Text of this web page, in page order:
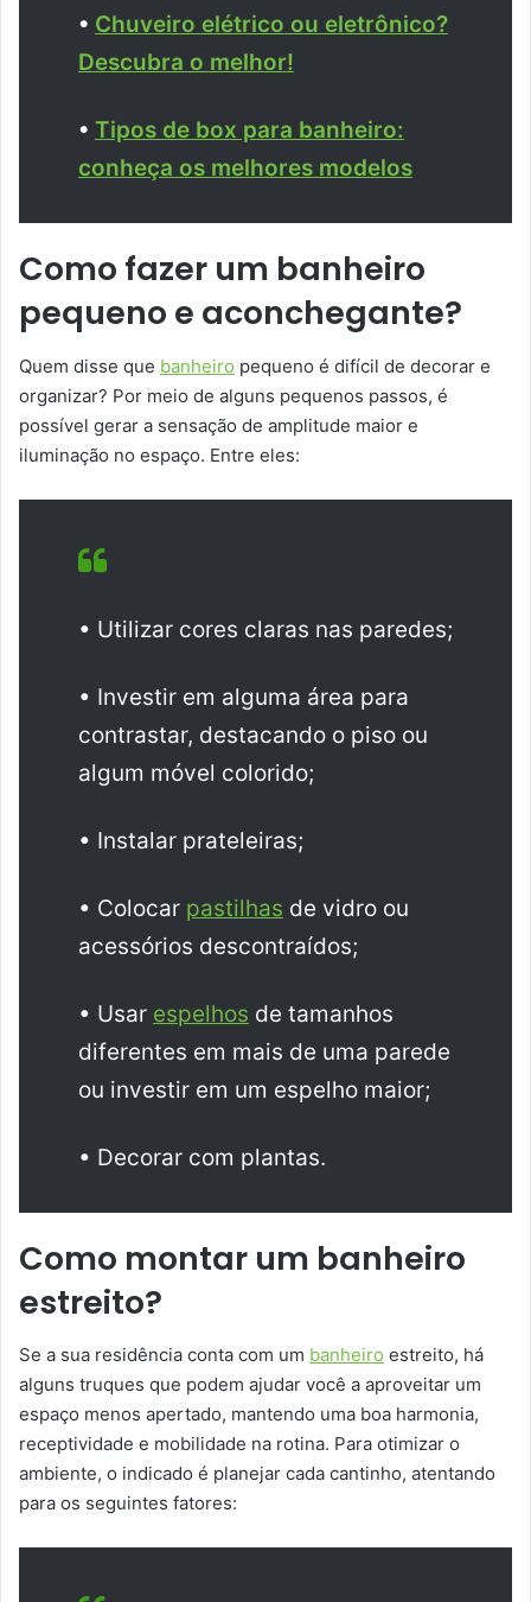
• Chuveiro elétrico ou eletrônico?
Descubra o melhor!
• Tipos de box para banheiro:
conheça os melhores modelos
Como fazer um banheiro
pequeno e aconchegante?
Quem disse que banheiro pequeno é difícil de decorar e
organizar? Por meio de alguns pequenos passos, é
possível gerar a sensação de amplitude maior e
iluminação no espaço. Entre eles:
• Utilizar cores claras nas paredes;
• Investir em alguma área para
contrastar, destacando o piso ou
algum móvel colorido;
• Instalar prateleiras;
• Colocar pastilhas de vidro ou
acessórios descontraídos;
• Usar espelhos de tamanhos
diferentes em mais de uma parede
ou investir em um espelho maior;
• Decorar com plantas.
Como montar um banheiro
estreito?
Se a sua residência conta com um banheiro estreito, há
alguns truques que podem ajudar você a aproveitar um
espaço menos apertado, mantendo uma boa harmonia,
receptividade e mobilidade na rotina. Para otimizar o
ambiente, o indicado é planejar cada cantinho, atentando
para os seguintes fatores: